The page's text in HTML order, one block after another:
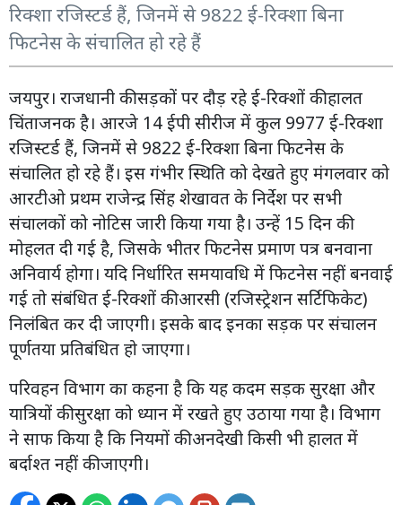
रिक्शा रजिस्टर्ड हैं, जिनमें से 9822 ई-रिक्शा बिना
फिटनेस के संचालित हो रहे हैं
जयपुर। राजधानी की सड़कों पर दौड़ रहे ई-रिक्शों की हालत
चिंताजनक है। आरजे 14 ईपी सीरीज में कुल 9977 ई-रिक्शा
रजिस्टर्ड हैं, जिनमें से 9822 ई-रिक्शा बिना फिटनेस के
संचालित हो रहे हैं। इस गंभीर स्थिति को देखते हुए मंगलवार को
आरटीओ प्रथम राजेन्द्र सिंह शेखावत के निर्देश पर सभी
संचालकों को नोटिस जारी किया गया है। उन्हें 15 दिन की
मोहलत दी गई है, जिसके भीतर फिटनेस प्रमाण पत्र बनवाना
अनिवार्य होगा। यदि निर्धारित समयावधि में फिटनेस नहीं बनवाई
गई तो संबंधित ई-रिक्शों की आरसी (रजिस्ट्रेशन सर्टिफिकेट)
निलंबित कर दी जाएगी। इसके बाद इनका सड़क पर संचालन
पूर्णतया प्रतिबंधित हो जाएगा।
परिवहन विभाग का कहना है कि यह कदम सड़क सुरक्षा और
यात्रियों की सुरक्षा को ध्यान में रखते हुए उठाया गया है। विभाग
ने साफ किया है कि नियमों की अनदेखी किसी भी हालत में
बर्दाश्त नहीं की जाएगी।